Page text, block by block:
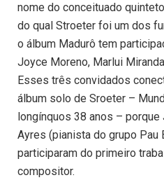
nome do conceituado
do qual Stroeter foi um dos
o álbum Madurô tem
Joyce Moreno, Marlui
Esses três convidados
álbum solo de Sroeter –
longínquos 38 anos –
Ayres (pianista do grupo Pau
participaram do primeiro
compositor.